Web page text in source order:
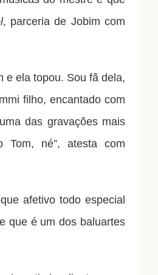
, parceria de Jobim com
e ela topou. Sou fã dela,
filho, encantado com
das gravações mais
né”, atesta com
afetivo todo especial
que é um dos baluartes